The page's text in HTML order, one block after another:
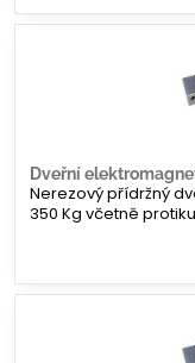
Dveřní
Nerezový přídržný
350 Kg včetně